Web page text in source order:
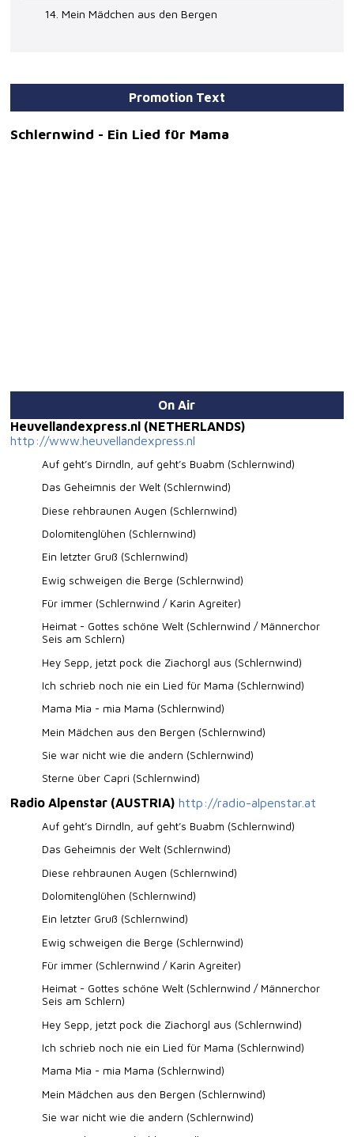
14. Mein Mädchen aus den Bergen
Promotion Text
Schlernwind - Ein Lied für Mama
On Air
Heuvellandexpress.nl (NETHERLANDS)
http://www.heuvellandexpress.nl
Auf geht’s Dirndln, auf geht’s Buabm (Schlernwind)
Das Geheimnis der Welt (Schlernwind)
Diese rehbraunen Augen (Schlernwind)
Dolomitenglühen (Schlernwind)
Ein letzter Gruß (Schlernwind)
Ewig schweigen die Berge (Schlernwind)
Für immer (Schlernwind / Karin Agreiter)
Heimat - Gottes schöne Welt (Schlernwind / Männerchor
Seis am Schlern)
Hey Sepp, jetzt pock die Ziachorgl aus (Schlernwind)
Ich schrieb noch nie ein Lied für Mama (Schlernwind)
Mama Mia - mia Mama (Schlernwind)
Mein Mädchen aus den Bergen (Schlernwind)
Sie war nicht wie die andern (Schlernwind)
Sterne über Capri (Schlernwind)
Radio Alpenstar (AUSTRIA) http://radio-alpenstar.at
Auf geht’s Dirndln, auf geht’s Buabm (Schlernwind)
Das Geheimnis der Welt (Schlernwind)
Diese rehbraunen Augen (Schlernwind)
Dolomitenglühen (Schlernwind)
Ein letzter Gruß (Schlernwind)
Ewig schweigen die Berge (Schlernwind)
Für immer (Schlernwind / Karin Agreiter)
Heimat - Gottes schöne Welt (Schlernwind / Männerchor
Seis am Schlern)
Hey Sepp, jetzt pock die Ziachorgl aus (Schlernwind)
Ich schrieb noch nie ein Lied für Mama (Schlernwind)
Mama Mia - mia Mama (Schlernwind)
Mein Mädchen aus den Bergen (Schlernwind)
Sie war nicht wie die andern (Schlernwind)